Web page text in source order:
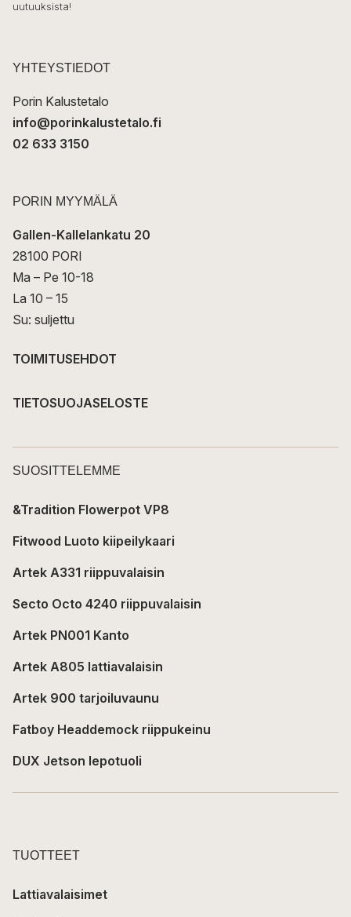
k
t
uutuuksista!
YHTEYSTIEDOT
Porin Kalustetalo
info@porinkalustetalo.fi
02 633 3150
PORIN MYYMÄLÄ
Gallen-Kallelankatu 20
28100 PORI
Ma – Pe 10-18
La 10 – 15
Su: suljettu
TOIMITUSEHDOT
TIETOSUOJASELOSTE
SUOSITTELEMME
&Tradition Flowerpot VP8
Fitwood Luoto kiipeilykaari
Artek A331 riippuvalaisin
Secto Octo 4240 riippuvalaisin
Artek PN001 Kanto
Artek A805 lattiavalaisin
Artek 900 tarjoiluvaunu
Fatboy Headdemock riippukeinu
DUX Jetson lepotuoli
TUOTTEET
Lattiavalaisimet